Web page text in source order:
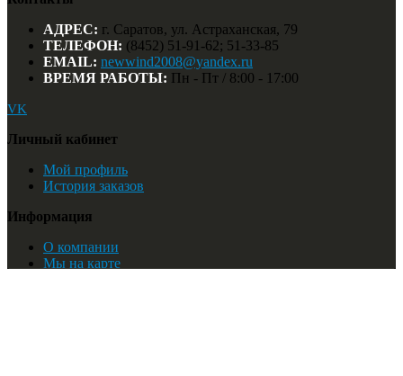
АДРЕС: г. Саратов, ул. Астраханская, 79
ТЕЛЕФОН: (8452) 51-91-62; 51-33-85
EMAIL: newwind2008@yandex.ru
ВРЕМЯ РАБОТЫ: Пн - Пт / 8:00 - 17:00
VK
Личный кабинет
Мой профиль
История заказов
Информация
О компании
Мы на карте